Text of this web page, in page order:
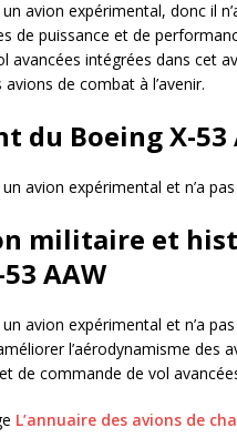
avion expérimental, donc il
de puissance et de
avancées intégrées dans cet
de combat à l’avenir.
du Boeing X-53
un avion expérimental et n’a
militaire et
AAW
un avion expérimental et n’a
l’aérodynamisme des
de commande de vol
L’annuaire des avions de